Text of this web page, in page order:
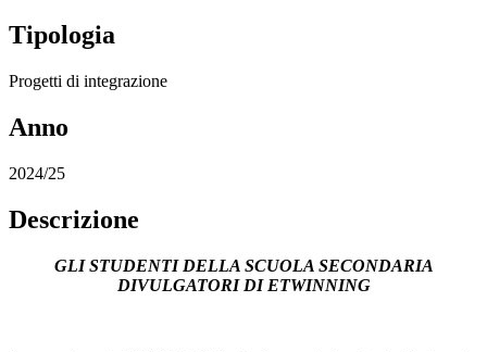
Tipologia
Progetti di integrazione
Anno
2024/25
Descrizione
GLI STUDENTI DELLA SCUOLA SECONDARIA
DIVULGATORI DI ETWINNING